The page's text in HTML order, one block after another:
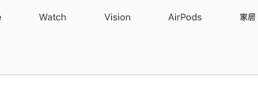
Watch Vision AirPods 家居